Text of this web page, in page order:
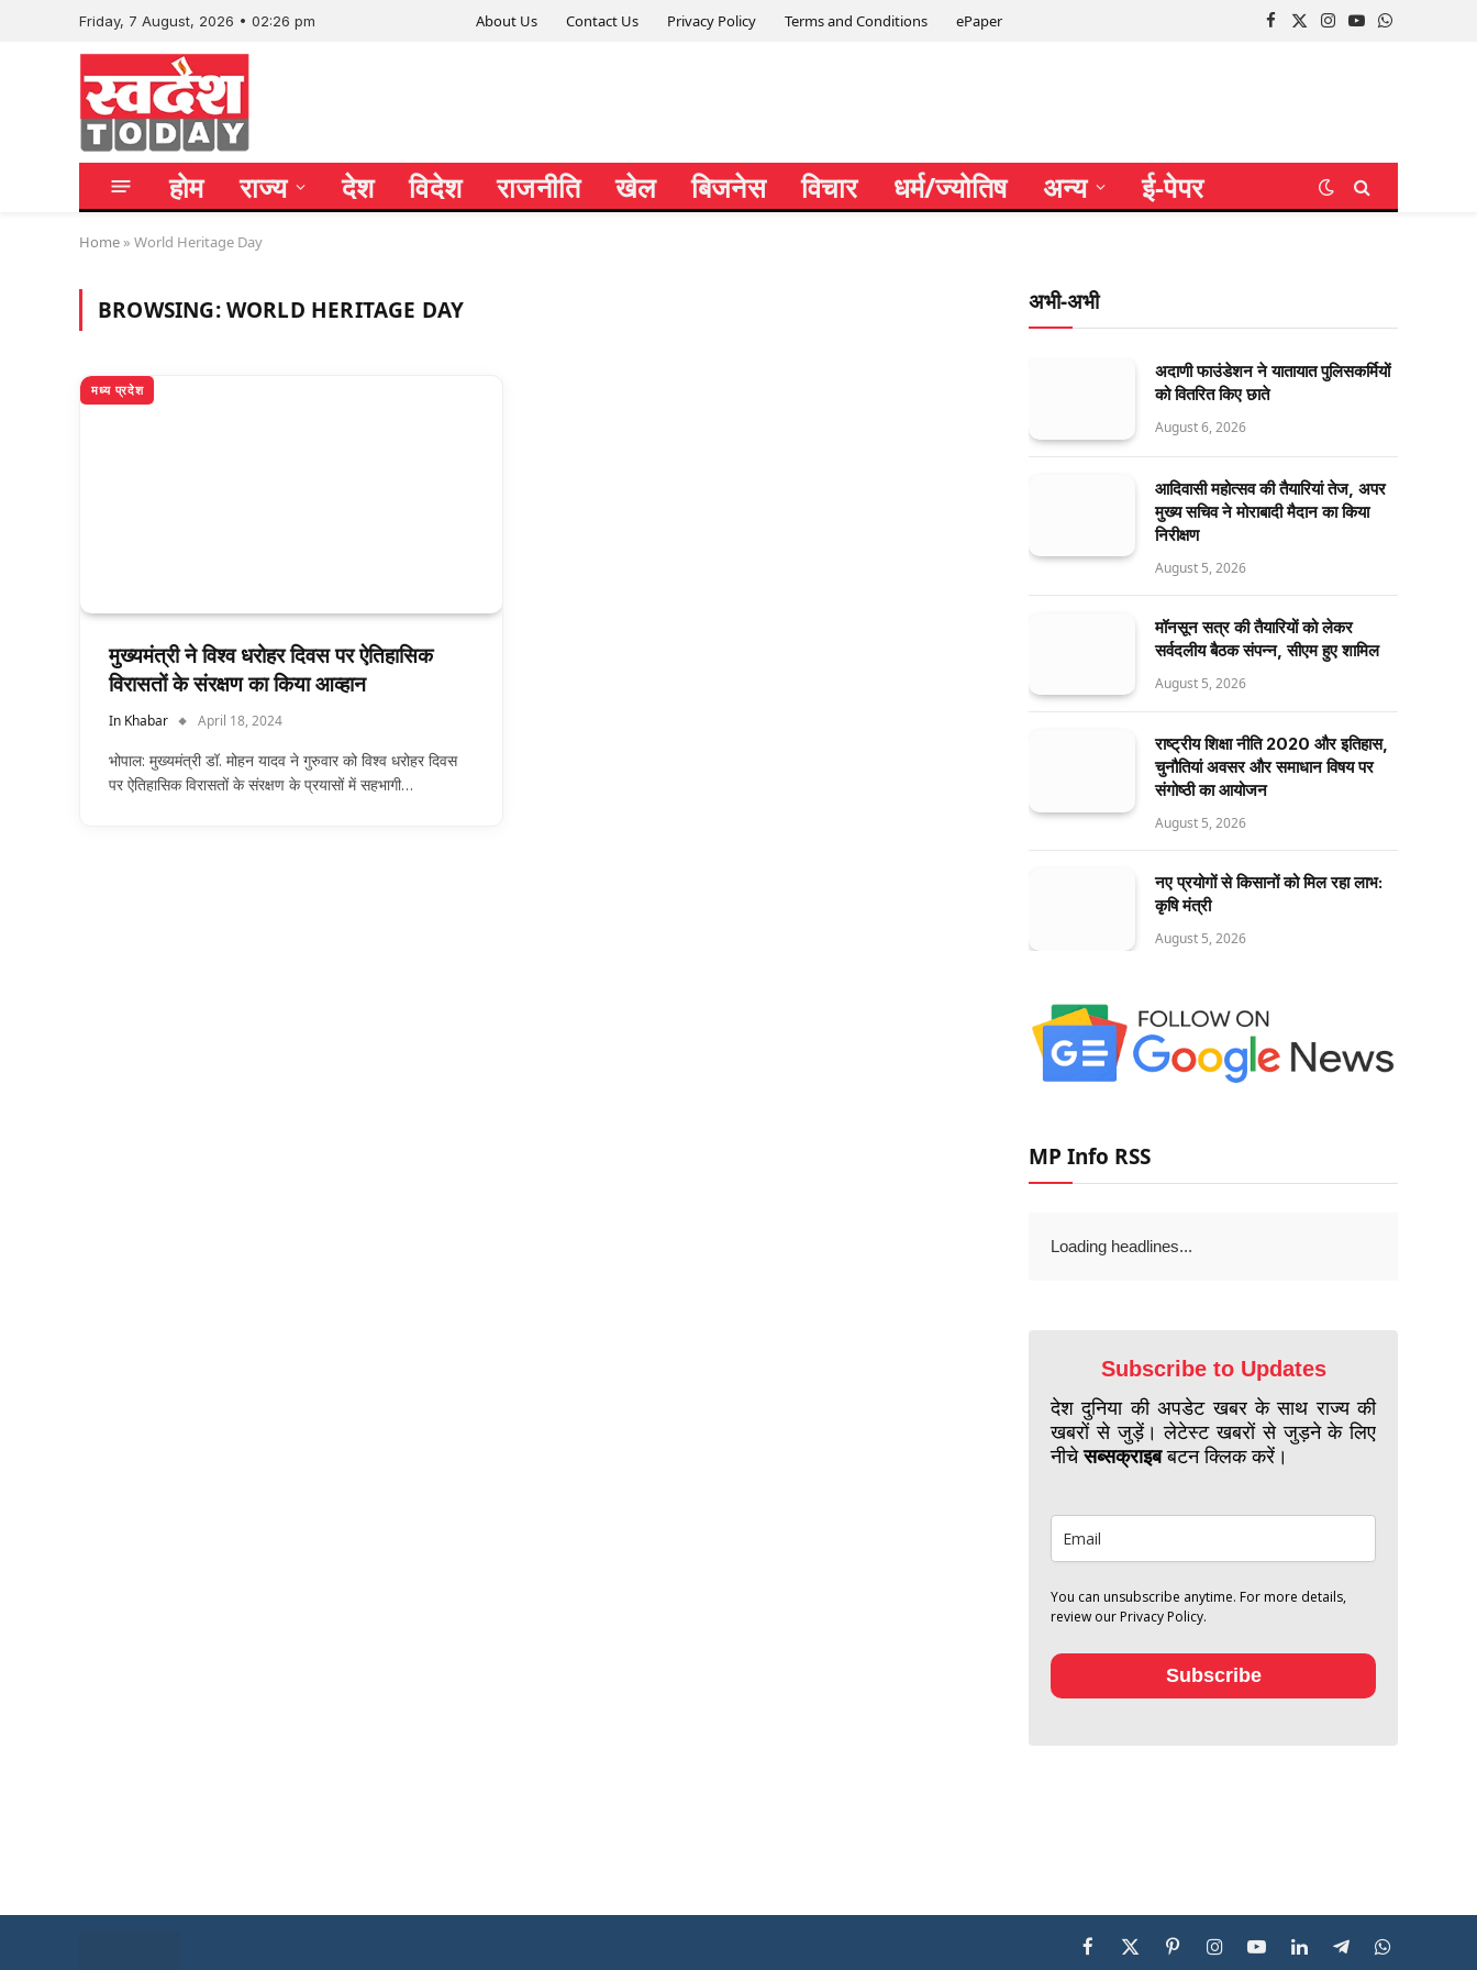
Friday, 7 August, 2026 • 02:26 pm About Us Contact Us Privacy Policy Terms and Conditions ePaper
Facebook
X
Instagram
YouTubeWhatsApp
होम राज्य देश विदेश राजनीति खेल बिजनेस विचार धर्म/ज्योतिष अन्य ई-पेपर
Home » World Heritage Day
BROWSING:WORLD HERITAGE DAY
मध्य प्रदेश
मुख्यमंत्री ने विश्व धरोहर दिवस पर ऐतिहासिक
विरासतों के संरक्षण का किया आव्हान
In Khabar April 18, 2024
भोपाल: मुख्यमंत्री डॉ. मोहन यादव ने गुरुवार को विश्व धरोहर दिवस
पर ऐतिहासिक विरासतों के संरक्षण के प्रयासों में सहभागी…
अभी-अभी
अदाणी फाउंडेशन ने यातायात पुलिसकर्मियों
को वितरित किए छाते
August 6, 2026
आदिवासी महोत्सव की तैयारियां तेज, अपर
मुख्य सचिव ने मोराबादी मैदान का किया
निरीक्षण
August 5, 2026
मॉनसून सत्र की तैयारियों को लेकर
सर्वदलीय बैठक संपन्न, सीएम हुए शामिल
August 5, 2026
राष्ट्रीय शिक्षा नीति 2020 और इतिहास,
चुनौतियां अवसर और समाधान विषय पर
संगोष्ठी का आयोजन
August 5, 2026
नए प्रयोगों से किसानों को मिल रहा लाभ:
कृषि मंत्री
August 5, 2026
MP Info RSS
Loading headlines...
Subscribe to Updates
देश दुनिया की अपडेट खबर के साथ राज्य की
खबरों से जुड़ें। लेटेस्ट खबरों से जुड़ने के लिए
नीचेसब्सक्राइबबटन क्लिक करें।
You can unsubscribe anytime. For more details,
review our Privacy Policy.
Subscribe
Facebook
X PinterestInstagramYouTubeLinkedInTelegramWhatsApp